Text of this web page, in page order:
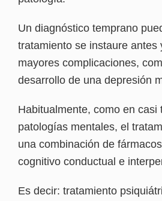
Un diagnóstico temprano
tratamiento se instaure antes
mayores complicaciones,
desarrollo de una depresión
Habitualmente, como en casi
patologías mentales, el
una combinación de
cognitivo conductual e
Es decir: tratamiento